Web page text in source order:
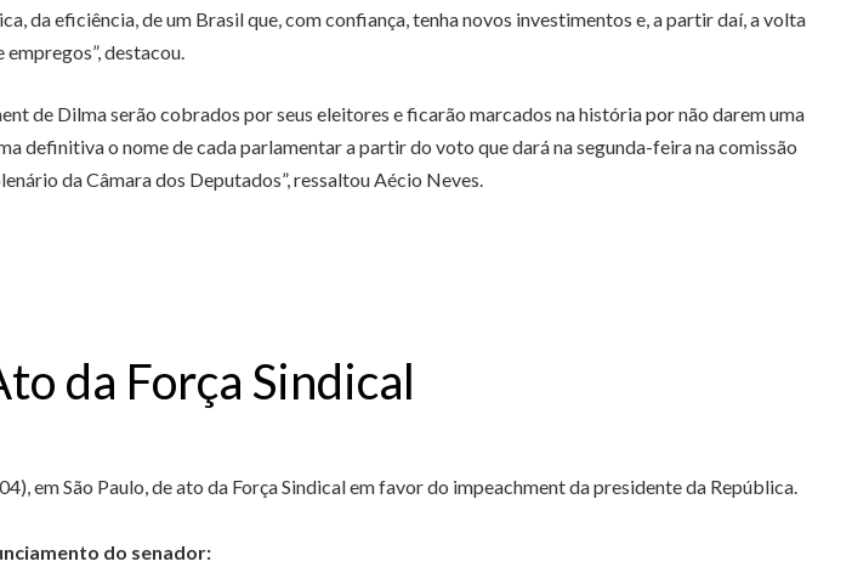
da eficiência, de um Brasil que, com confiança, tenha novos investimentos e, a partir daí, a volta
empregos”, destacou.
de Dilma serão cobrados por seus eleitores e ficarão marcados na história por não darem uma
definitiva o nome de cada parlamentar a partir do voto que dará na segunda-feira na comissão
da Câmara dos Deputados”, ressaltou Aécio Neves.
da Força Sindical
em São Paulo, de ato da Força Sindical em favor do impeachment da presidente da República.
do senador: